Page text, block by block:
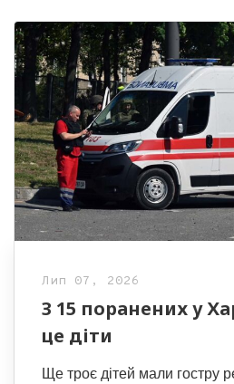
Лип 07, 2026
З 15 поранених у
це діти
Ще троє дітей мали гостру